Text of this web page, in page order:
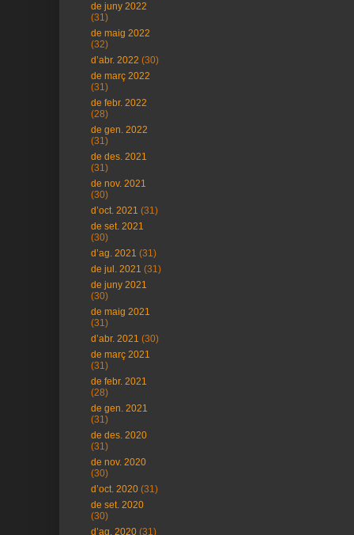
de juny 2022
(31)
de maig 2022
(32)
d’abr. 2022 (30)
de març 2022
(31)
de febr. 2022
(28)
de gen. 2022
(31)
de des. 2021
(31)
de nov. 2021
(30)
d’oct. 2021 (31)
de set. 2021
(30)
d’ag. 2021 (31)
de jul. 2021 (31)
de juny 2021
(30)
de maig 2021
(31)
d’abr. 2021 (30)
de març 2021
(31)
de febr. 2021
(28)
de gen. 2021
(31)
de des. 2020
(31)
de nov. 2020
(30)
d’oct. 2020 (31)
de set. 2020
(30)
d’ag. 2020 (31)